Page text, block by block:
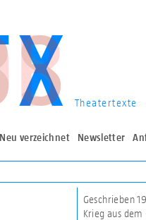
Theatertexte
Neu verzeichnet Newsletter
Geschrieben
Krieg aus